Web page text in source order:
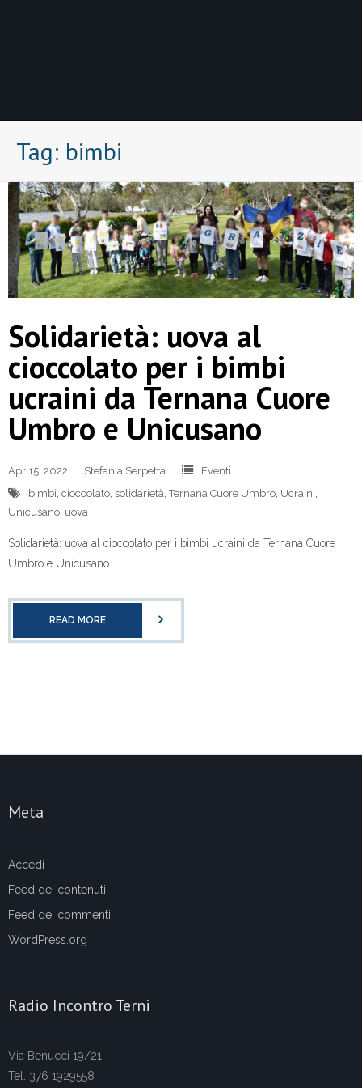
Tag: bimbi
Solidarietà: uova al
cioccolato per i bimbi
ucraini da Ternana Cuore
Umbro e Unicusano
Apr 15, 2022 Stefania Serpetta
Eventi
bimbi cioccolato solidarietà ,Ternana Cuore Umbro Ucraini
Unicusano uova
Solidarietà: uova al cioccolato per i bimbi ucraini da Ternana Cuore
Umbro e Unicusano
READ MORE
Meta
Accedi
Feed dei contenuti
Feed dei commenti
WordPress.org
Radio Incontro Terni
Via Benucci 19/21
Tel. 376 1929558